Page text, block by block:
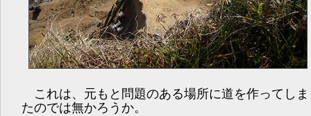
これは、元もと問題のある場所に道を作ってしま
たのでは無かろうか。